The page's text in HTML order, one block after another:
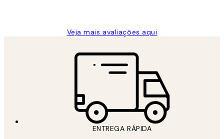
Veja mais avaliações aqui
ENTREGA RÁPIDA